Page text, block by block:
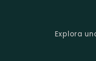
Explora